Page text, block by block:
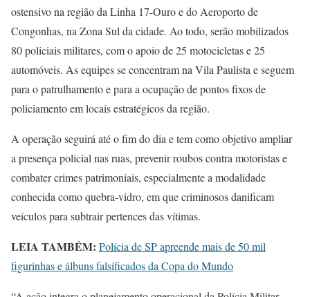
ostensivo na região da Linha 17-Ouro e do Aeroporto de
Congonhas, na Zona Sul da cidade. Ao todo, serão mobilizados
80 policiais militares, com o apoio de 25 motocicletas e 25
automóveis. As equipes se concentram na Vila Paulista e seguem
para o patrulhamento e para a ocupação de pontos fixos de
policiamento em locais estratégicos da região.
A operação seguirá até o fim do dia e tem como objetivo ampliar
a presença policial nas ruas, prevenir roubos contra motoristas e
combater crimes patrimoniais, especialmente a modalidade
conhecida como quebra-vidro, em que criminosos danificam
veículos para subtrair pertences das vítimas.
LEIA TAMBÉM: Polícia de SP apreende mais de 50 mil
figurinhas e álbuns falsificados da Copa do Mundo